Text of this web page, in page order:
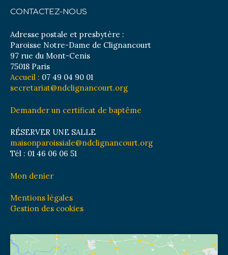
CONTACTEZ-NOUS
Adresse postale et presbytère :
Paroisse Notre-Dame de Clignancourt
97 rue du Mont-Cenis
75018 Paris
Accueil : 07 49 04 90 01
secretariat@ndclignancourt.org
Demander un certificat de baptême
RÉSERVER UNE SALLE
maisonparoissiale@ndclignancourt.org
Tél : 01 46 06 06 51
Mon denier
Mentions légales
Gestion des cookies